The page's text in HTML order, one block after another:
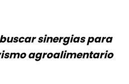
sinergias para
agroalimentario